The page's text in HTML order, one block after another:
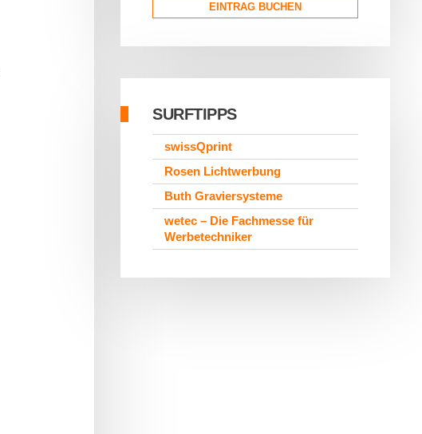
EINTRAG BUCHEN
SURFTIPPS
swissQprint
Rosen Lichtwerbung
Buth Graviersysteme
wetec – Die Fachmesse für
Werbetechniker